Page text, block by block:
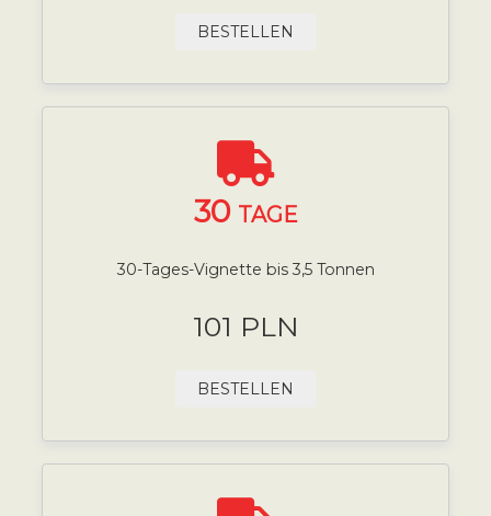
BESTELLEN
30 TAGE
30-Tages-Vignette bis 3,5 Tonnen
101 PLN
BESTELLEN